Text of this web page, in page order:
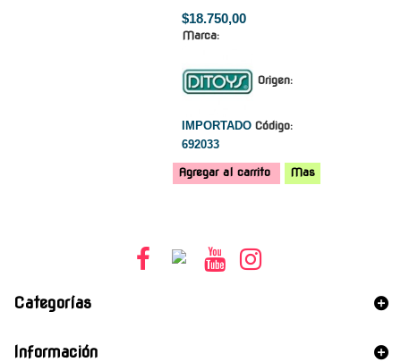
$18.750,00
Marca:
Origen:
IMPORTADO Código:
692033
Agregar al carrito Mas
Categorías
Información